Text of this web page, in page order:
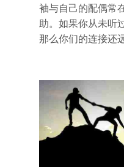
袖与自己的配偶常
助。如果你从未听
那么你们的连接还